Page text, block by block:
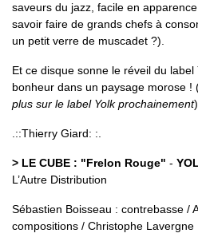
saveurs du jazz, facile en
savoir faire de grands chefs à
un petit verre de muscadet ?).
Et ce disque sonne le réveil du label
bonheur dans un paysage morose !
plus sur le label Yolk prochainement).
.::Thierry Giard: :.
> LE CUBE : "Frelon Rouge" -
L’Autre Distribution
Sébastien Boisseau : contrebasse /
compositions / Christophe Lavergne